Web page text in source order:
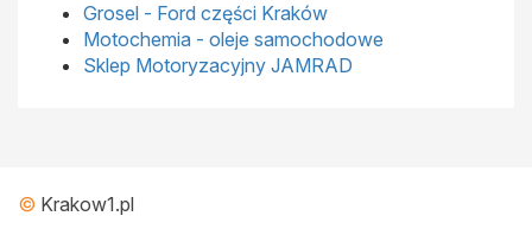
Grosel - Ford części Kraków
Motochemia - oleje samochodowe
Sklep Motoryzacyjny JAMRAD
© Krakow1.pl